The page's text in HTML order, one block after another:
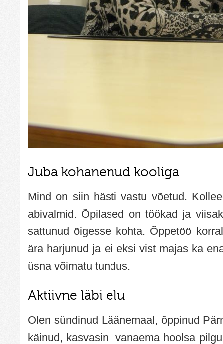
Juba kohanenud kooliga
Mind on siin hästi vastu võetud.
abivalmid. Õpilased on töökad ja
sattunud õigesse kohta. Õppetöö
ära harjunud ja ei eksi vist majas ka
üsna võimatu tundus.
Aktiivne läbi elu
Olen sündinud Läänemaal, õppinud
käinud, kasvasin vanaema hoolsa